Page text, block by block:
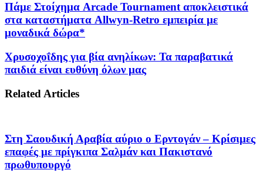
Πάμε Στοίχημα Arcade Tournament αποκλειστικά
στα καταστήματα Allwyn-Retro εμπειρία με
μοναδικά δώρα*
Χρυσοχοΐδης για βία ανηλίκων: Τα παραβατικά
παιδιά είναι ευθύνη όλων μας
Related Articles
Στη Σαουδική Αραβία αύριο ο Ερντογάν – Κρίσιμες
επαφές με πρίγκιπα Σαλμάν και Πακιστανό
πρωθυπουργό